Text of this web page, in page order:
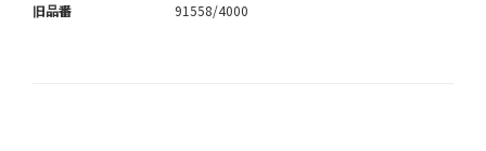
旧品番 91558/4000